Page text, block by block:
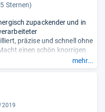
Sternen)
zupackender und in
präzise und schnell ohne
einen schön knorrigen
Lautsprechergröße tief
aber nicht unangenehm.“
mehr...
2019